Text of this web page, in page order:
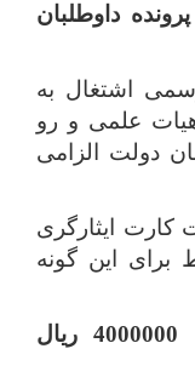
داوطلبان
اشتغال به
هیات علمی و رو
دولت الزامی
کارت ایثارگری
برای این گونه
19- تصویر رسید پرداخت مبلغ 4000000 ریال